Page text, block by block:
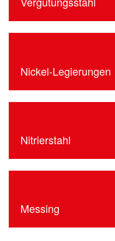
Nickel-Legierungen
Nitrierstahl
Messing